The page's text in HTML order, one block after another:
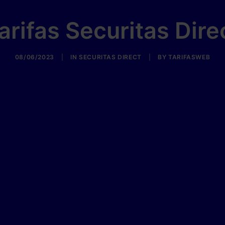
Securitas
08/06/2023 IN SECURITAS DIRECT BYTARIFASWEB